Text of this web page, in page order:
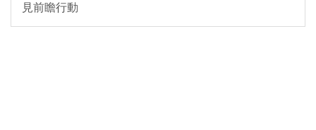
見前瞻行動